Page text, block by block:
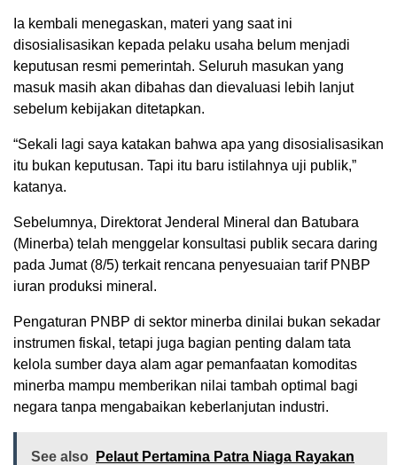
Ia kembali menegaskan, materi yang saat ini
disosialisasikan kepada pelaku usaha belum menjadi
keputusan resmi pemerintah. Seluruh masukan yang
masuk masih akan dibahas dan dievaluasi lebih lanjut
sebelum kebijakan ditetapkan.
“Sekali lagi saya katakan bahwa apa yang disosialisasikan
itu bukan keputusan. Tapi itu baru istilahnya uji publik,”
katanya.
Sebelumnya, Direktorat Jenderal Mineral dan Batubara
(Minerba) telah menggelar konsultasi publik secara daring
pada Jumat (8/5) terkait rencana penyesuaian tarif PNBP
iuran produksi mineral.
Pengaturan PNBP di sektor minerba dinilai bukan sekadar
instrumen fiskal, tetapi juga bagian penting dalam tata
kelola sumber daya alam agar pemanfaatan komoditas
minerba mampu memberikan nilai tambah optimal bagi
negara tanpa mengabaikan keberlanjutan industri.
See also
Pelaut Pertamina Patra Niaga Rayakan